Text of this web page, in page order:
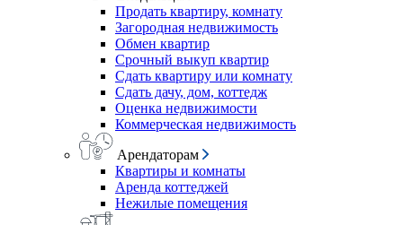
Продать квартиру, комнату
Загородная недвижимость
Обмен квартир
Срочный выкуп квартир
Сдать квартиру или комнату
Сдать дачу, дом, коттедж
Оценка недвижимости
Коммерческая недвижимость
Арендаторам
Квартиры и комнаты
Аренда коттеджей
Нежилые помещения